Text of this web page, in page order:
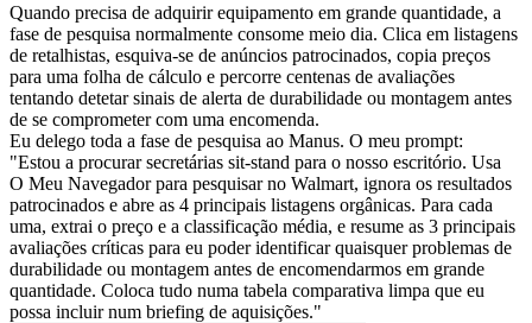
Quando precisa de adquirir equipamento em grande quantidade, a
fase de pesquisa normalmente consome meio dia. Clica em listagens
de retalhistas, esquiva-se de anúncios patrocinados, copia preços
para uma folha de cálculo e percorre centenas de avaliações
tentando detetar sinais de alerta de durabilidade ou montagem antes
de se comprometer com uma encomenda.
Eu delego toda a fase de pesquisa ao Manus. O meu prompt:
"Estou a procurar secretárias sit-stand para o nosso escritório. Usa
O Meu Navegador para pesquisar no Walmart, ignora os resultados
patrocinados e abre as 4 principais listagens orgânicas. Para cada
uma, extrai o preço e a classificação média, e resume as 3 principais
avaliações críticas para eu poder identificar quaisquer problemas de
durabilidade ou montagem antes de encomendarmos em grande
quantidade. Coloca tudo numa tabela comparativa limpa que eu
possa incluir num briefing de aquisições."